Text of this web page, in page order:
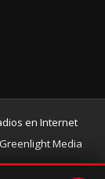
en Internet
Greenlight Media